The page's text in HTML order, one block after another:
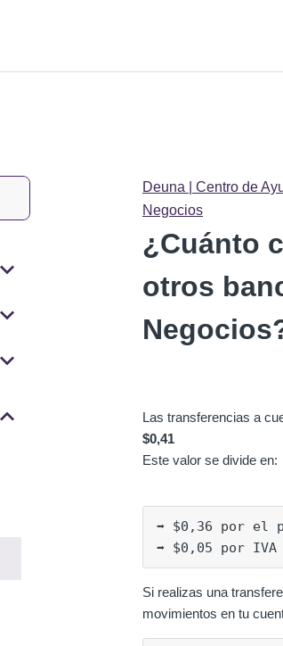
Deuna | Centro de
Negocios
¿Cuánto
otros
Las transferencias a
$0,41
Este valor se divide en:
➡️ $0,36 por el
➡️ $0,05 por IVA
Si realizas una
movimientos en tu